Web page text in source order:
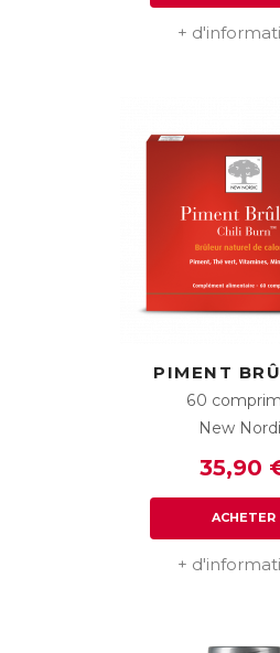
+
PIMENT
60
New
35,90
ACHETER
+